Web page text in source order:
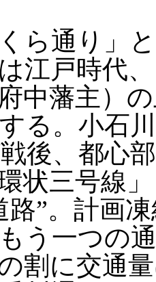
ら通り」
江戸時代
中藩主）
る。小石
後、都心
状三号線
路”。計画
う一つの
割に交通